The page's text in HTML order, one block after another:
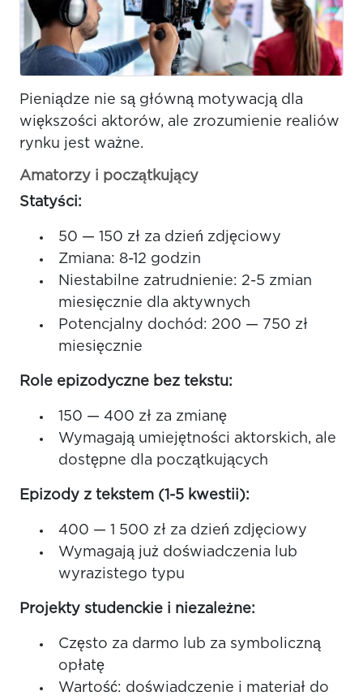
Pieniądze nie są główną motywacją dla
większości aktorów, ale zrozumienie realiów
rynku jest ważne.
Amatorzy i początkujący
Statyści:
50 — 150 zł za dzień zdjęciowy
Zmiana: 8-12 godzin
Niestabilne zatrudnienie: 2-5 zmian
miesięcznie dla aktywnych
Potencjalny dochód: 200 — 750 zł
miesięcznie
Role epizodyczne bez tekstu:
150 — 400 zł za zmianę
Wymagają umiejętności aktorskich, ale
dostępne dla początkujących
Epizody z tekstem (1-5 kwestii):
400 — 1 500 zł za dzień zdjęciowy
Wymagają już doświadczenia lub
wyrazistego typu
Projekty studenckie i niezależne:
Często za darmo lub za symboliczną
opłatę
Wartość: doświadczenie i materiał do